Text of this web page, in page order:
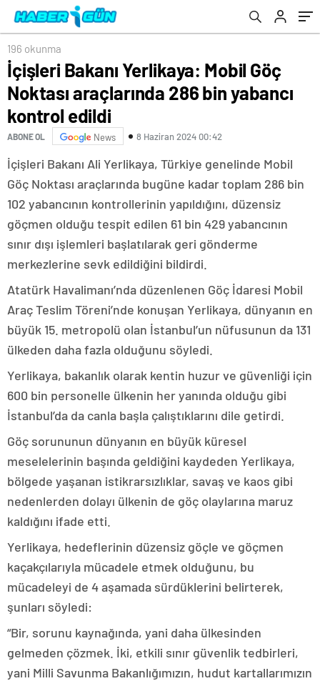
196 okunma
İçişleri Bakanı Yerlikaya: Mobil Göç
Noktası araçlarında 286 bin yabancı
kontrol edildi
ABONE OL News 8 Haziran 2024 00:42
İçişleri Bakanı Ali Yerlikaya, Türkiye genelinde Mobil
Göç Noktası araçlarında bugüne kadar toplam 286 bin
102 yabancının kontrollerinin yapıldığını, düzensiz
göçmen olduğu tespit edilen 61 bin 429 yabancının
sınır dışı işlemleri başlatılarak geri gönderme
merkezlerine sevk edildiğini bildirdi.
Atatürk Havalimanı’nda düzenlenen Göç İdaresi Mobil
Araç Teslim Töreni’nde konuşan Yerlikaya, dünyanın en
büyük 15. metropolü olan İstanbul’un nüfusunun da 131
ülkeden daha fazla olduğunu söyledi.
Yerlikaya, bakanlık olarak kentin huzur ve güvenliği için
600 bin personelle ülkenin her yanında olduğu gibi
İstanbul’da da canla başla çalıştıklarını dile getirdi.
Göç sorununun dünyanın en büyük küresel
meselelerinin başında geldiğini kaydeden Yerlikaya,
bölgede yaşanan istikrarsızlıklar, savaş ve kaos gibi
nedenlerden dolayı ülkenin de göç olaylarına maruz
kaldığını ifade etti.
Yerlikaya, hedeflerinin düzensiz göçle ve göçmen
kaçakçılarıyla mücadele etmek olduğunu, bu
mücadeleyi de 4 aşamada sürdüklerini belirterek,
şunları söyledi:
“Bir, sorunu kaynağında, yani daha ülkesinden
gelmeden çözmek. İki, etkili sınır güvenlik tedbirleri,
yani Milli Savunma Bakanlığımızın, hudut kartallarımızın